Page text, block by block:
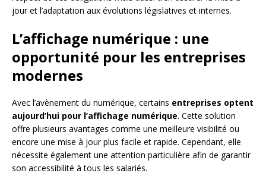
jour et l’adaptation aux évolutions législatives et internes.
L’affichage numérique : une
opportunité pour les entreprises
modernes
Avec l’avènement du numérique, certains entreprises optent
aujourd’hui pour l’affichage numérique. Cette solution
offre plusieurs avantages comme une meilleure visibilité ou
encore une mise à jour plus facile et rapide. Cependant, elle
nécessite également une attention particulière afin de garantir
son accessibilité à tous les salariés.